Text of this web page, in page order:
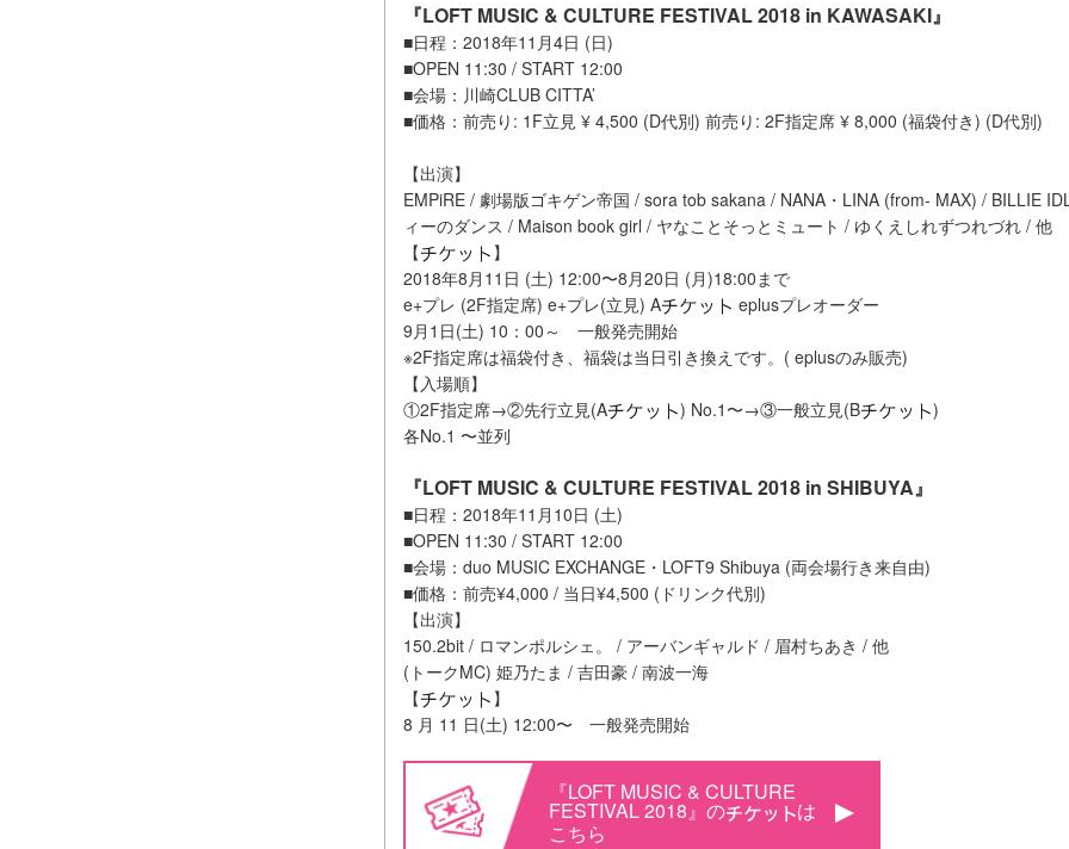
『LOFT MUSIC & CULTURE FESTIVAL 2018 in KAWASAKI』
■日程：2018年11月4日 (日)
■OPEN 11:30 / START 12:00
■会場：川崎CLUB CITTA’
■価格：前売り: 1F立見 ¥ 4,500 (D代別) 前売り: 2F指定席 ¥ 8,000 (福袋付き) (D代別)
【出演】
EMPiRE / 劇場版ゴキゲン帝国 / sora tob sakana / NANA・LINA (from- MAX) / BILLIE
ィーのダンス / Maison book girl / ヤなことそっとミュート / ゆくえしれずつれづれ / 他
【
】
2018年8月11日 (土) 12:00〜8月20日 (月)18:00まで
e+プレ (2F指定席) e+プレ(立見) A
eplusプレオーダー
9月1日(土) 10：00～ 一般発売開始
※2F指定席は福袋付き、福袋は当日引き換えです。( eplusのみ販売)
【入場順】
①2F指定席→②先行立見(A
) No.1〜→③一般立見(B
)
各No.1 〜並列
『LOFT MUSIC & CULTURE FESTIVAL 2018 in SHIBUYA』
■日程：2018年11月10日 (土)
■OPEN 11:30 / START 12:00
■会場：duo MUSIC EXCHANGE・LOFT9 Shibuya (両会場行き来自由)
■価格：前売¥4,000 / 当日¥4,500 (ドリンク代別)
【出演】
150.2bit / ロマンポルシェ。 / アーバンギャルド / 眉村ちあき / 他
(トークMC) 姫乃たま / 吉田豪 / 南波一海
【
】
8 月 11 日(土) 12:00〜 一般発売開始
『LOFT MUSIC & CULTURE
FESTIVAL 2018』の
は
こちら